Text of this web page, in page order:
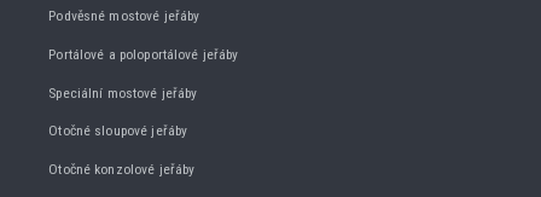
Podvěsné mostové jeřáby
Portálové a poloportálové jeřáby
Speciální mostové jeřáby
Otočné sloupové jeřáby
Otočné konzolové jeřáby